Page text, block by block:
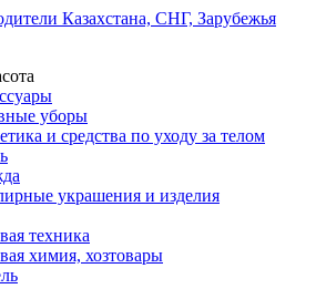
уборы
и средства по уходу за телом
украшения и изделия
техника
химия, хозтовары